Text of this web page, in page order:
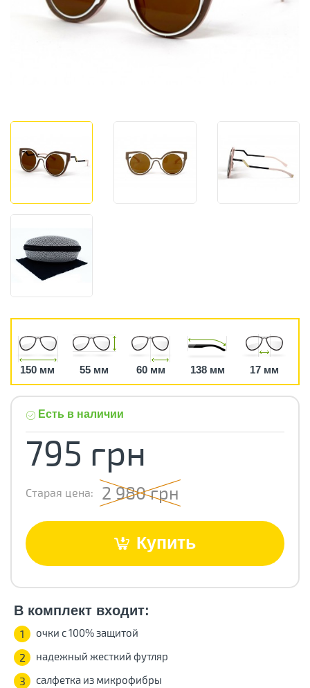
150 мм 55 мм 60 мм 138 мм 17 мм
Есть в наличии
795 грн
Старая цена: 2 980 грн
Купить
В комплект входит:
1 очки с 100% защитой
2 надежный жесткий футляр
3 салфетка из микрофибры